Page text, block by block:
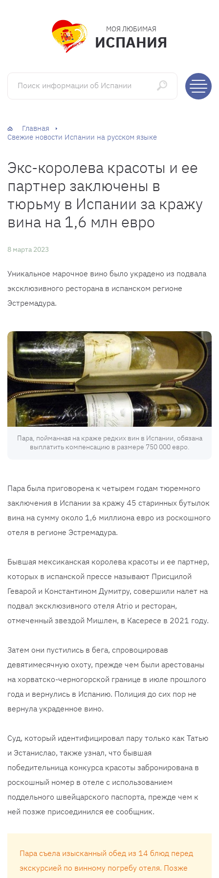
МОЯ ЛЮБИМАЯ
ИСПАНИЯ
Поиск информации об Испании
Главная
Свежие новости Испании на русском языке
Экс-королева красоты и ее
партнер заключены в
тюрьму в Испании за кражу
вина на 1,6 млн евро
8 марта 2023
Уникальное марочное вино было украдено из подвала
эксклюзивного ресторана в испанском регионе
Эстремадура.
Пара, пойманная на краже редких вин в Испании, обязана
выплатить компенсацию в размере 750 000 евро.
Пара была приговорена к четырем годам тюремного
заключения в Испании за кражу 45 старинных бутылок
вина на сумму около 1,6 миллиона евро из роскошного
отеля в регионе Эстремадура.
Бывшая мексиканская королева красоты и ее партнер,
которых в испанской прессе называют Присцилой
Геварой и Константином Думитру, совершили налет на
подвал эксклюзивного отеля Atrio и ресторан,
отмеченный звездой Мишлен, в Касересе в 2021 году.
Затем они пустились в бега, спровоцировав
девятимесячную охоту, прежде чем были арестованы
на хорватско-черногорской границе в июле прошлого
года и вернулись в Испанию. Полиция до сих пор не
вернула украденное вино.
Суд, который идентифицировал пару только как Татью
и Эстанислао, также узнал, что бывшая
победительница конкурса красоты забронирована в
роскошный номер в отеле с использованием
поддельного швейцарского паспорта, прежде чем к
ней позже присоединился ее сообщник.
Пара съела изысканный обед из 14 блюд перед
экскурсией по винному погребу отеля. Позже